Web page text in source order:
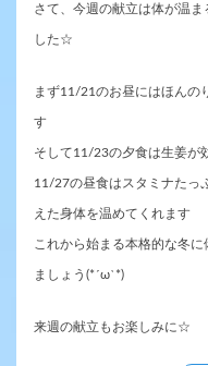
さて、今週の献立は体が温
した☆
まず11/21のお昼にはほんの
す
そして11/23の夕食は生姜が
11/27の昼食はスタミナたっ
えた身体を温めてくれます
これから始まる本格的な冬
ましょう(*´ω`*)
来週の献立もお楽しみに☆